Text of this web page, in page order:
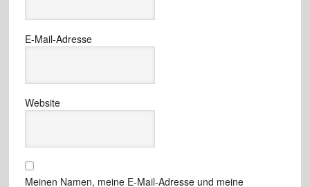
E-Mail-Adresse
Website
Meinen Namen, meine E-Mail-Adresse und meine